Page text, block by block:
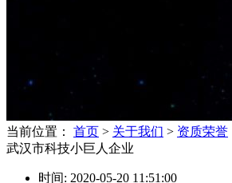
当前位置： 首页 > 关于我们 > 资质荣誉
武汉市科技小巨人企业
时间: 2020-05-20 11:51:00